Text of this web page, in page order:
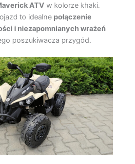
ATV w kolorze khaki.
to idealne połączenie
i niezapomnianych wrażeń
poszukiwacza przygód.